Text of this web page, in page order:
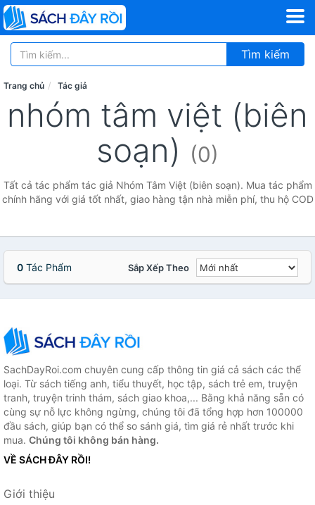
Tìm kiếm
Trang chủ Tác giả
nhóm tâm việt (biên
soạn) (0)
Tất cả tác phẩm tác giả Nhóm Tâm Việt (biên soạn). Mua tác phẩm
chính hãng với giá tốt nhất, giao hàng tận nhà miễn phí, thu hộ COD
0 Tác Phẩm Sắp Xếp Theo
SachDayRoi.com chuyên cung cấp thông tin giá cả sách các thể
loại. Từ sách tiếng anh, tiểu thuyết, học tập, sách trẻ em, truyện
tranh, truyện trinh thám, sách giao khoa,... Bằng khả năng sẵn có
cùng sự nỗ lực không ngừng, chúng tôi đã tổng hợp hơn 100000
đầu sách, giúp bạn có thể so sánh giá, tìm giá rẻ nhất trước khi
mua. Chúng tôi không bán hàng.
VỀ SÁCH ĐÂY RỒI!
Giới thiệu